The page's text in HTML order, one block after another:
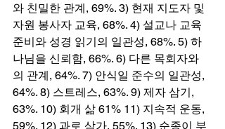
와 친밀한 관계, 69%. 3) 현재 지도자 및
자원 봉사자 교육, 68%. 4) 설교나 교육
준비와 성경 읽기의 일관성, 68%. 5) 하
나님을 신뢰함, 66%. 6) 다른 목회자와
의 관계, 64%. 7) 안식일 준수의 일관성,
64%. 8) 스트레스, 63%. 9) 제자 삼기,
63%. 10) 회개 삶 61% 11) 지속적 운동,
59%. 12) 과로 삼가, 55%. 13) 순종이 부